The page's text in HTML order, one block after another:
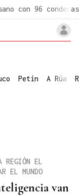
con 96 condenas
Petín A Rúa
van
REGIÓN EL
EL MUNDO